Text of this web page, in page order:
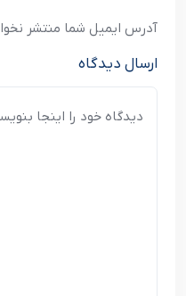
آدرس ایمیل شما منتشر
ارسال دیدگاه